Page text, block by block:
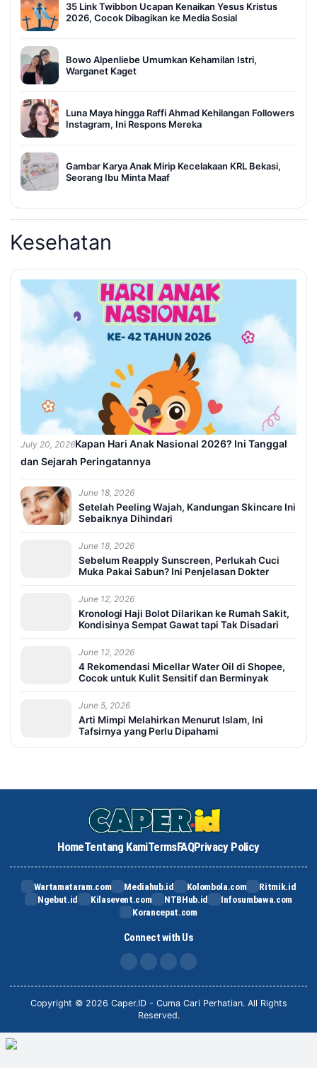
35 Link Twibbon Ucapan Kenaikan Yesus Kristus
2026, Cocok Dibagikan ke Media Sosial
Bowo Alpenliebe Umumkan Kehamilan Istri,
Warganet Kaget
Luna Maya hingga Raffi Ahmad Kehilangan Followers
Instagram, Ini Respons Mereka
Gambar Karya Anak Mirip Kecelakaan KRL Bekasi,
Seorang Ibu Minta Maaf
Kesehatan
July 20, 2026Kapan Hari Anak Nasional 2026? Ini Tanggal
dan Sejarah Peringatannya
June 18, 2026
Setelah Peeling Wajah, Kandungan Skincare Ini
Sebaiknya Dihindari
June 18, 2026
Sebelum Reapply Sunscreen, Perlukah Cuci
Muka Pakai Sabun? Ini Penjelasan Dokter
June 12, 2026
Kronologi Haji Bolot Dilarikan ke Rumah Sakit,
Kondisinya Sempat Gawat tapi Tak Disadari
June 12, 2026
4 Rekomendasi Micellar Water Oil di Shopee,
Cocok untuk Kulit Sensitif dan Berminyak
June 5, 2026
Arti Mimpi Melahirkan Menurut Islam, Ini
Tafsirnya yang Perlu Dipahami
HomeTentang KamiTermsFAQPrivacy Policy
Wartamataram.com Mediahub.id Kolombola.com
Ritmik.id
Ngebut.id
Kilasevent.com NTBHub.id
Infosumbawa.com
Korancepat.com
Connect with Us
FB IG TikTok
Copyright © 2026 Caper.ID - Cuma Cari Perhatian. All Rights
Reserved.